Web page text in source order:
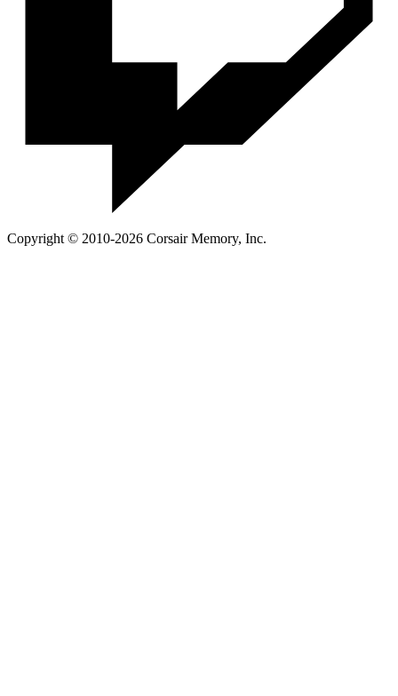
Copyright © 2010-2026 Corsair Memory, Inc.